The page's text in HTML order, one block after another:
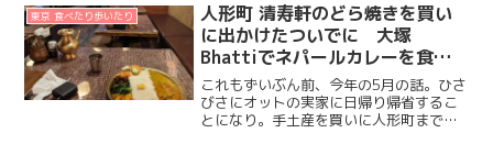
東京 食べたり歩いたり
人形町 清寿軒のどら焼きを買い
に出かけたついでに 大塚
Bhattiでネパールカレーを食べ
てきた
これもずいぶん前、今年の5月の話。ひさ
びさにオットの実家に日帰り帰省するこ
とになり。手土産を買いに人形町まで出